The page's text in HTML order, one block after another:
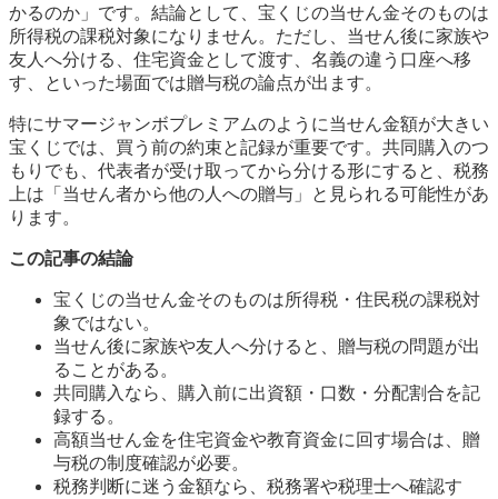
かるのか」です。結論として、宝くじの当せん金そのものは
所得税の課税対象になりません。ただし、当せん後に家族や
友人へ分ける、住宅資金として渡す、名義の違う口座へ移
す、といった場面では贈与税の論点が出ます。
特にサマージャンボプレミアムのように当せん金額が大きい
宝くじでは、買う前の約束と記録が重要です。共同購入のつ
もりでも、代表者が受け取ってから分ける形にすると、税務
上は「当せん者から他の人への贈与」と見られる可能性があ
ります。
この記事の結論
宝くじの当せん金そのものは所得税・住民税の課税対
象ではない。
当せん後に家族や友人へ分けると、贈与税の問題が出
ることがある。
共同購入なら、購入前に出資額・口数・分配割合を記
録する。
高額当せん金を住宅資金や教育資金に回す場合は、贈
与税の制度確認が必要。
税務判断に迷う金額なら、税務署や税理士へ確認す